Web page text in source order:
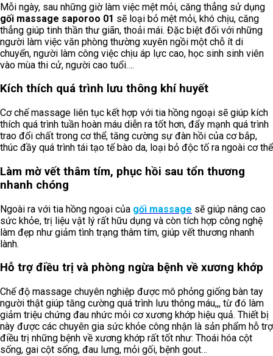
Mỗi ngày, sau những giờ làm việc mệt mỏi, căng thẳng sử dụng
gối massage saporoo 01 sẽ loại bỏ mệt mỏi, khó chịu, căng
thẳng giúp tinh thần thư giãn, thoải mái. Đặc biệt đối với những
người làm việc văn phòng thường xuyên ngồi một chỗ ít di
chuyển, người làm công việc chịu áp lực cao, học sinh sinh viên
vào mùa thi cử, người cao tuổi….
Kích thích quá trình lưu thông khí huyết
Cơ chế massage liên tục kết hợp với tia hồng ngoại sẽ giúp kích
thích quá trình tuần hoàn máu diễn ra tốt hơn, đẩy mạnh quá trình
trao đổi chất trong cơ thể, tăng cường sự đàn hồi của cơ bắp,
thúc đầy quá trình tái tạo tế bào da, loại bỏ độc tố ra ngoài cơ thể
Làm mờ vết thâm tím, phục hồi sau tổn thương
nhanh chóng
Ngoài ra với tia hồng ngoại của gối massage sẽ giúp nâng cao
sức khỏe, trị liệu vật lý rất hữu dụng và còn tích hợp công nghệ
làm đẹp như giảm tình trạng thâm tím, giúp vết thương nhanh
lành.
Hỗ trợ điều trị và phòng ngừa bệnh về xương khớp
Chế độ massage chuyên nghiệp được mô phỏng giống bàn tay
người thật giúp tăng cường quá trình lưu thông máu,,, từ đó làm
giảm triệu chứng đau nhức mỏi cơ xương khớp hiệu quả. Thiết bị
này được các chuyên gia sức khỏe công nhận là sản phẩm hỗ trợ
điều trị những bệnh về xương khớp rất tốt như: Thoái hóa cột
sống, gai cột sống, đau lưng, mỏi gối, bệnh gout…